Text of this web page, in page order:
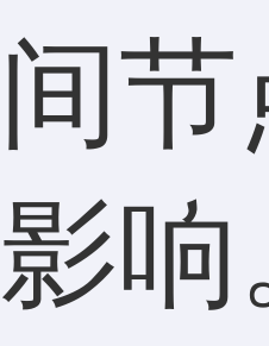
间节
影响